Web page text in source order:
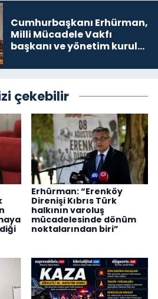
Cumhurbaşkanı Erhürman,
Milli Mücadele Vakfı
başkanı ve yönetim kurulu
çekebilir
Erhürman: “Erenköy
Direnişi Kıbrıs Türk
halkının varoluş
mücadelesinde dönüm
noktalarından biri”